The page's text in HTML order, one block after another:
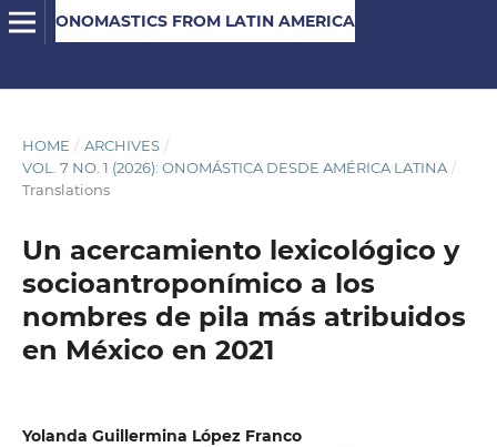
ONOMASTICS FROM LATIN AMERICA
HOME / ARCHIVES /
VOL. 7 NO. 1 (2026): ONOMÁSTICA DESDE AMÉRICA LATINA /
Translations
Un acercamiento lexicológico y
socioantroponímico a los
nombres de pila más atribuidos
en México en 2021
Yolanda Guillermina López Franco